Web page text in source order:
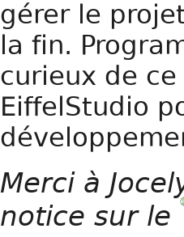
gérer le
la fin.
curieux de
EiffelStudio
Merci à
notice sur le